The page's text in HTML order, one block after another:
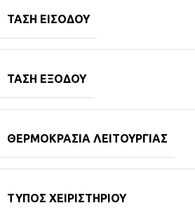
ΤΆΣΗ ΕΙΣΌΔΟΥ
ΤΆΣΗ ΕΞΌΔΟΥ
ΘΕΡΜΟΚΡΑΣΊΑ ΛΕΙΤΟΥΡΓΊΑΣ
ΤΎΠΟΣ ΧΕΙΡΙΣΤΗΡΊΟΥ